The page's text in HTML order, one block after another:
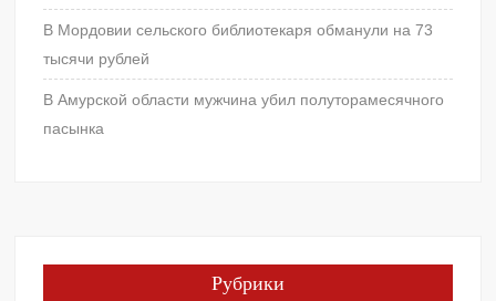
В Мордовии сельского библиотекаря обманули на 73
тысячи рублей
В Амурской области мужчина убил полуторамесячного
пасынка
Рубрики